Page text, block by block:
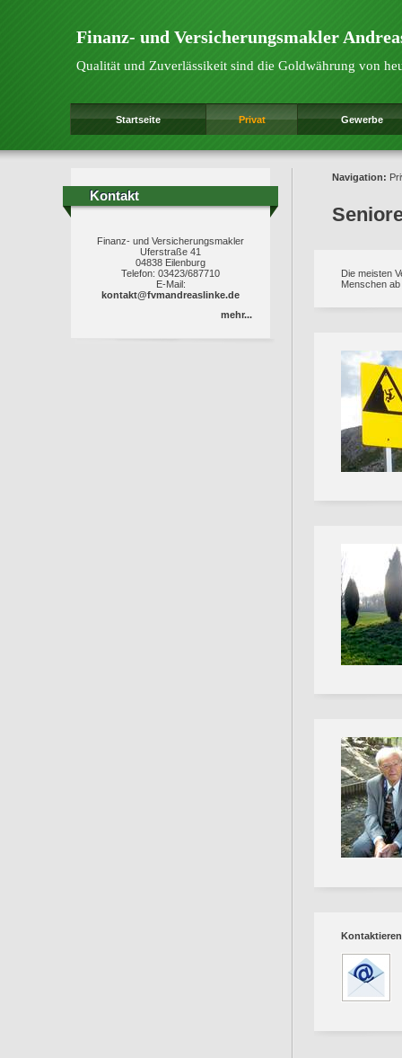
Finanz- und Versicherungsmakler
Qualität und Zuverlässikeit sind die Goldwährung von
Startseite Privat Gewerbe
Kontakt
Kontakt
Finanz- und Versicherungsmakler
Uferstraße 41
04838 Eilenburg
Telefon: 03423/687710
E-Mail:
kontakt@fvmandreaslinke.de
mehr...
Navigation:
Die meisten
Menschen